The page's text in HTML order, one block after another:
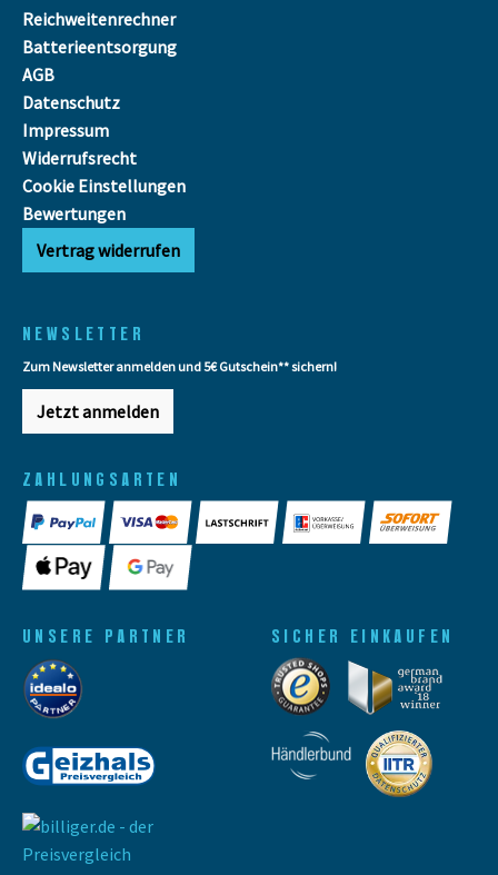
Reichweitenrechner
Batterieentsorgung
AGB
Datenschutz
Impressum
Widerrufsrecht
Cookie Einstellungen
Bewertungen
Vertrag widerrufen
NEWSLETTER
Zum Newsletter anmelden und 5€ Gutschein** sichern!
Jetzt anmelden
ZAHLUNGSARTEN
UNSERE PARTNER SICHER EINKAUFEN